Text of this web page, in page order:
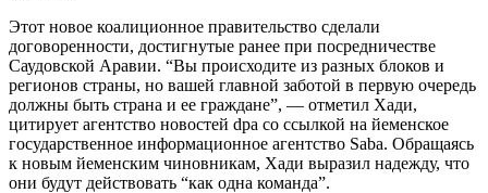
Этот новое коалиционное правительство сделали
договоренности, достигнутые ранее при посредничестве
Саудовской Аравии. “Вы происходите из разных блоков и
регионов страны, но вашей главной заботой в первую очередь
должны быть страна и ее граждане”, — отметил Хади,
цитирует агентство новостей dpa со ссылкой на йеменское
государственное информационное агентство Saba. Обращаясь
к новым йеменским чиновникам, Хади выразил надежду, что
они будут действовать “как одна команда”.